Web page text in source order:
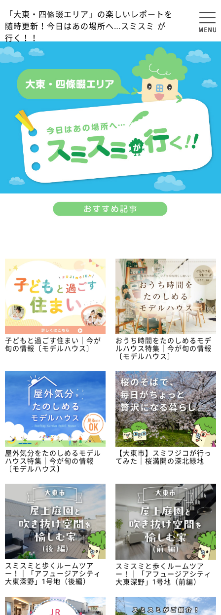
「大東・四條畷エリア」の楽しいレポートを
随時更新！今日はあの場所へ…スミスミ が
行く！！
子どもと過ごす住まい｜今が
旬の情報〔モデルハウス〕
おうち時間をたのしめるモデ
ルハウス特集｜今が旬の情報
〔モデルハウス〕
屋外気分をたのしめるモデル
ハウス特集｜今が旬の情報
〔モデルハウス〕
【大東市】スミフジコが行っ
てみた｜桜満開の深北緑地
スミスミと歩くルームツア
ー！｜「アフュージアシティ
大東深野」1号地（後編）
スミスミと歩くルームツア
ー！｜「アフュージアシティ
大東深野」1号地（前編）